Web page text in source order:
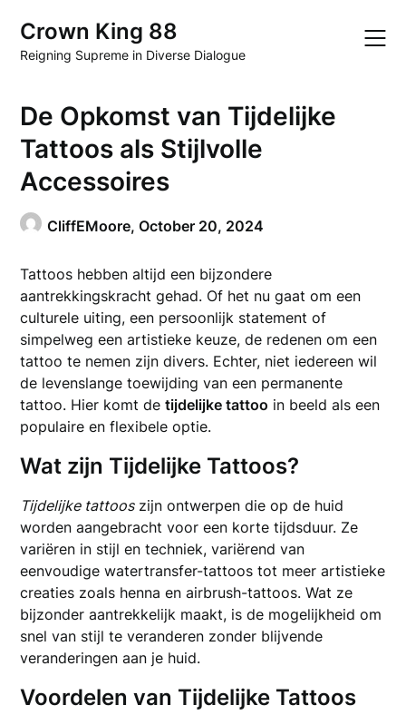
content
Crown King 88
Reigning Supreme in Diverse Dialogue
De Opkomst van Tijdelijke
Tattoos als Stijlvolle
Accessoires
CliffEMoore,October 20, 2024
Tattoos hebben altijd een bijzondere
aantrekkingskracht gehad. Of het nu gaat om een
culturele uiting, een persoonlijk statement of
simpelweg een artistieke keuze, de redenen om een
tattoo te nemen zijn divers. Echter, niet iedereen wil
de levenslange toewijding van een permanente
tattoo. Hier komt detijdelijke tattoo in beeld als een
populaire en flexibele optie.
Wat zijn Tijdelijke Tattoos?
Tijdelijke tattooszijn ontwerpen die op de huid
worden aangebracht voor een korte tijdsduur. Ze
variëren in stijl en techniek, variërend van
eenvoudige watertransfer-tattoos tot meer artistieke
creaties zoals henna en airbrush-tattoos. Wat ze
bijzonder aantrekkelijk maakt, is de mogelijkheid om
snel van stijl te veranderen zonder blijvende
veranderingen aan je huid.
Voordelen van Tijdelijke Tattoos